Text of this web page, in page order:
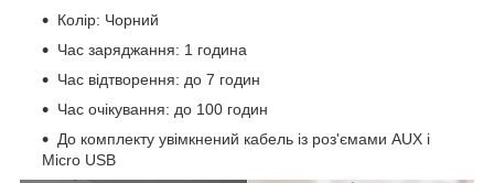
Колір: Чорний
Час заряджання: 1 година
Час відтворення: до 7 годин
Час очікування: до 100 годин
До комплекту увімкнений кабель із роз'ємами AUX і
Micro USB